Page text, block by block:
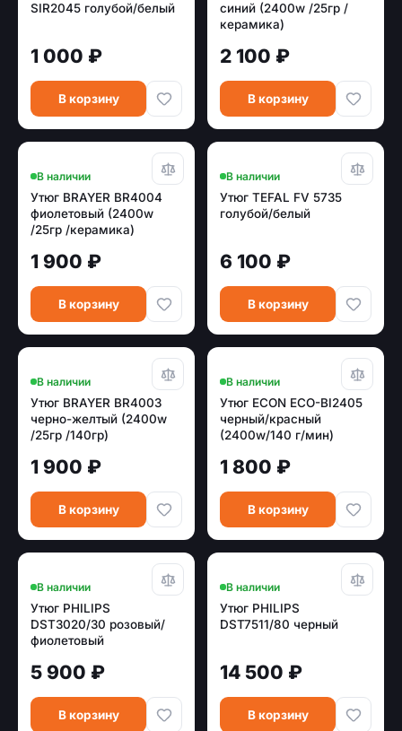
SIR2045 голубой/белый
1 000 ₽
В корзину
синий (2400w /25гр /
керамика)
2 100 ₽
В корзину
В наличии
Утюг BRAYER BR4004
фиолетовый (2400w
/25гр /керамика)
1 900 ₽
В корзину
В наличии
Утюг TEFAL FV 5735
голубой/белый
6 100 ₽
В корзину
В наличии
Утюг BRAYER BR4003
черно-желтый (2400w
/25гр /140гр)
1 900 ₽
В корзину
В наличии
Утюг ECON ECO-BI2405
черный/красный
(2400w/140 г/мин)
1 800 ₽
В корзину
В наличии
Утюг PHILIPS
DST3020/30 розовый/
фиолетовый
5 900 ₽
В корзину
В наличии
Утюг PHILIPS
DST7511/80 черный
14 500 ₽
В корзину